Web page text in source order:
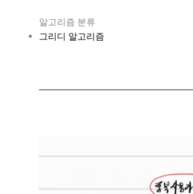
알고리즘 분류
그리디 알고리즘